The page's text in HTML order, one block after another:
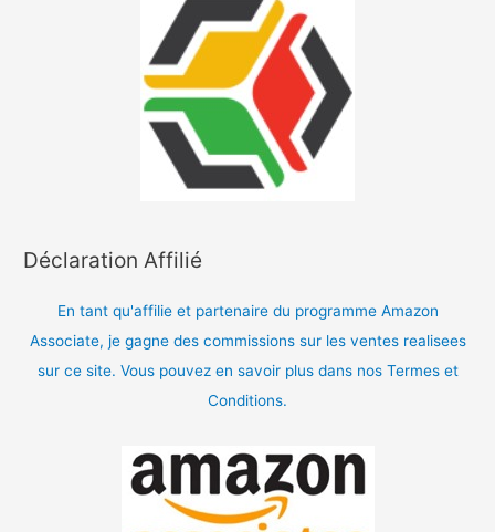
Déclaration Affilié
En tant qu'affilie et partenaire du programme Amazon
Associate, je gagne des commissions sur les ventes realisees
sur ce site. Vous pouvez en savoir plus dans nos Termes et
Conditions.